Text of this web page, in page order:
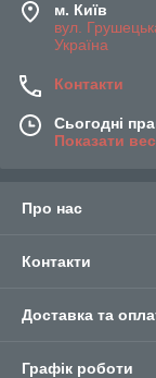
м. Київ
вул.
Україна
Контакти
Сьогодні
Показати
Про нас
Контакти
Доставка та
Графік роботи